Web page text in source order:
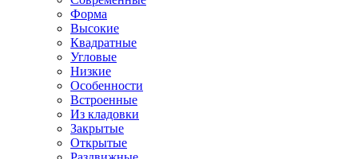
Форма
Высокие
Квадратные
Угловые
Низкие
Особенности
Встроенные
Из кладовки
Закрытые
Открытые